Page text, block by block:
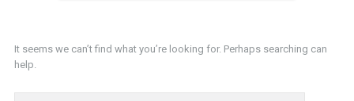
It seems we can’t find what you’re looking for. Perhaps searching can
help.